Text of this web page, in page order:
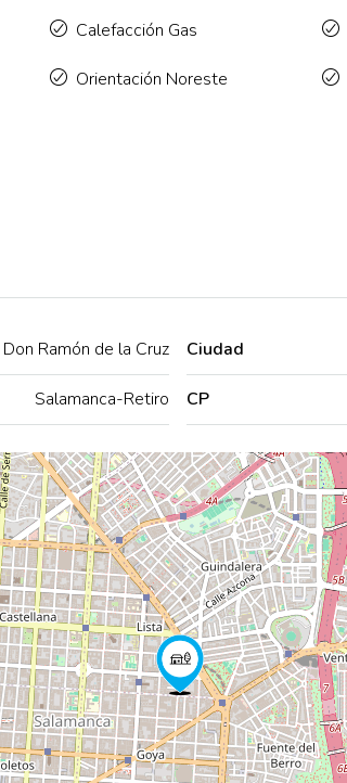
Calefacción Gas
Orientación Noreste
Ramón de la Cruz
Salamanca-Retiro
Ciudad
CP